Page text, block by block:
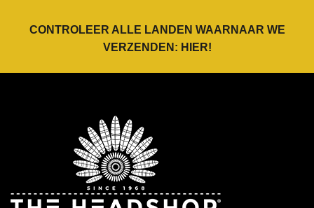
CONTROLEER ALLE LANDEN WAARNAAR WE
VERZENDEN: HIER!